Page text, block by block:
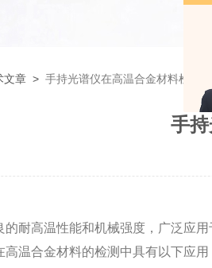
文章 > 手持光谱仪在高温合金材料检测
手
耐高温性能和机械强度，广泛应
温合金材料的检测中具有以下应用